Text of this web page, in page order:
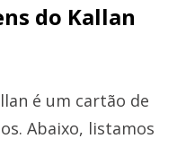
do Kallan
é um cartão de
Abaixo, listamos